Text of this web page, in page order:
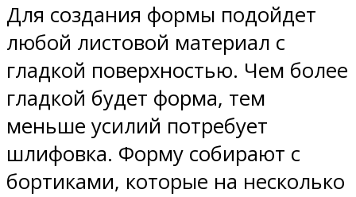
Для создания формы подойдет
любой листовой материал с
гладкой поверхностью. Чем более
гладкой будет форма, тем
меньше усилий потребует
шлифовка. Форму собирают с
бортиками, которые на несколько